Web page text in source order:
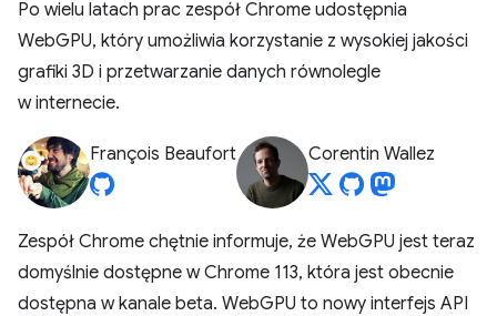
Po wielu latach prac zespół Chrome udostępnia
WebGPU, który umożliwia korzystanie z wysokiej jakości
grafiki 3D i przetwarzanie danych równolegle
w internecie.
François Beaufort Corentin Wallez
Zespół Chrome chętnie informuje, że WebGPU jest teraz
domyślnie dostępne w Chrome 113, która jest obecnie
dostępna w kanale beta. WebGPU to nowy interfejs API